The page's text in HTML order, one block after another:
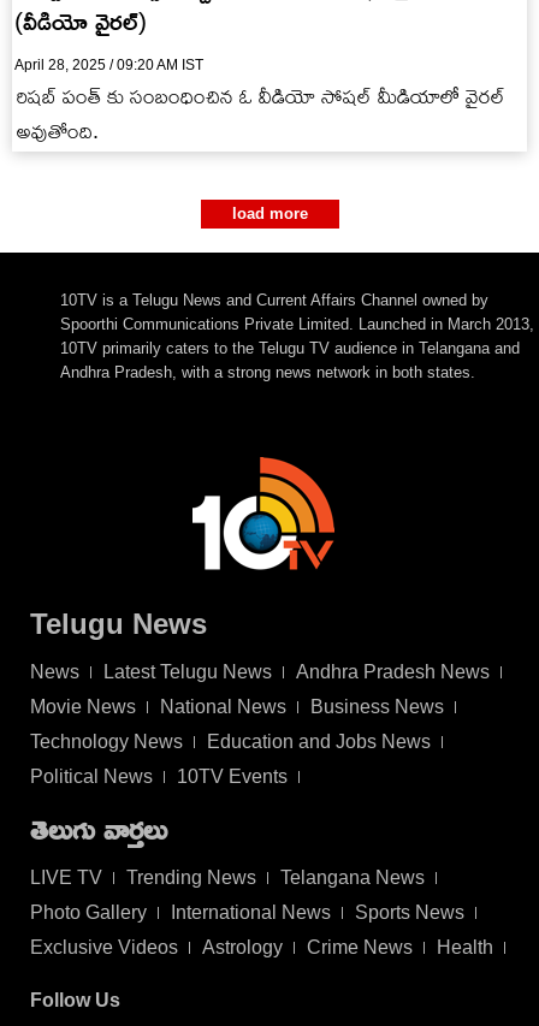
(వీడియో వైర‌ల్‌)
April 28, 2025 / 09:20 AM IST
రిష‌బ్ పంత్ కు సంబంధించిన ఓ వీడియో సోష‌ల్ మీడియాలో వైర‌ల్
అవుతోంది.
load more
10TV is a Telugu News and Current Affairs Channel owned by
Spoorthi Communications Private Limited. Launched in March 2013,
10TV primarily caters to the Telugu TV audience in Telangana and
Andhra Pradesh, with a strong news network in both states.
Telugu News
News Latest Telugu News
Andhra Pradesh News
Movie News
National News
Business News
Technology News
Education and Jobs News
Political News
10TV Events
తెలుగు వార్తలు
LIVE TV Trending News
Telangana News
Photo Gallery
International News
Sports News
Exclusive Videos
Astrology Crime News Health
Follow Us